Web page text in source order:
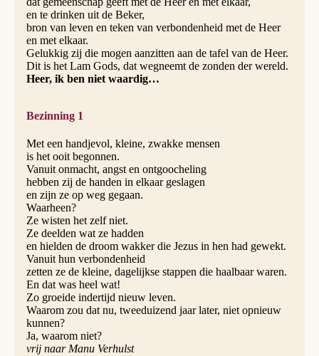
en te drinken uit de Beker,
bron van leven en teken van verbondenheid met de Heer
en met elkaar.
Gelukkig zij die mogen aanzitten aan de tafel van de Heer.
Dit is het Lam Gods, dat wegneemt de zonden der wereld.
Heer, ik ben niet waardig…
Bezinning 1
Met een handjevol, kleine, zwakke mensen
is het ooit begonnen.
Vanuit onmacht, angst en ontgoocheling
hebben zij de handen in elkaar geslagen
en zijn ze op weg gegaan.
Waarheen?
Ze wisten het zelf niet.
Ze deelden wat ze hadden
en hielden de droom wakker die Jezus in hen had gewekt.
Vanuit hun verbondenheid
zetten ze de kleine, dagelijkse stappen die haalbaar waren.
En dat was heel wat!
Zo groeide indertijd nieuw leven.
Waarom zou dat nu, tweeduizend jaar later, niet opnieuw
kunnen?
Ja, waarom niet?
vrij naar Manu Verhulst